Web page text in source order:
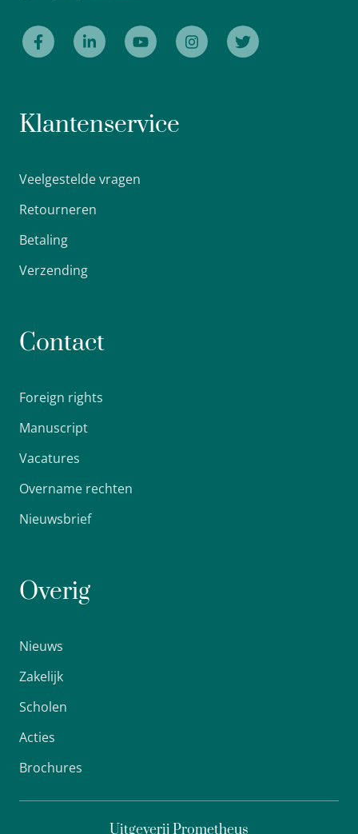
Klantenservice
Veelgestelde vragen
Retourneren
Betaling
Verzending
Contact
Foreign rights
Manuscript
Vacatures
Overname rechten
Nieuwsbrief
Overig
Nieuws
Zakelijk
Scholen
Acties
Brochures
Uitgeverij Prometheus